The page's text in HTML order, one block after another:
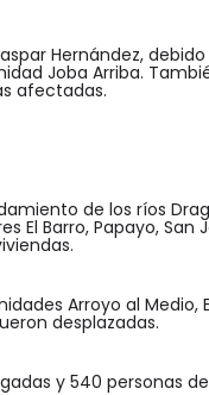
Hernández,
Joba Arriba.
afectadas.
de los ríos
El Barro, Papayo, San
Arroyo al Medio,
desplazadas.
y 540 personas